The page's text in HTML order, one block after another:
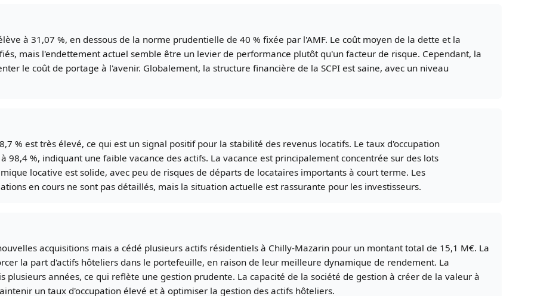
à 31,07 %, en dessous de la norme prudentielle de 40 % fixée par l'AMF. Le coût moyen de la dette et la
mais l'endettement actuel semble être un levier de performance plutôt qu'un facteur de risque. Cependant, la
le coût de portage à l'avenir. Globalement, la structure financière de la SCPI est saine, avec un niveau
% est très élevé, ce qui est un signal positif pour la stabilité des revenus locatifs. Le taux d'occupation
98,4 %, indiquant une faible vacance des actifs. La vacance est principalement concentrée sur des lots
locative est solide, avec peu de risques de départs de locataires importants à court terme. Les
en cours ne sont pas détaillés, mais la situation actuelle est rassurante pour les investisseurs.
acquisitions mais a cédé plusieurs actifs résidentiels à Chilly-Mazarin pour un montant total de 15,1 M€. La
la part d'actifs hôteliers dans le portefeuille, en raison de leur meilleure dynamique de rendement. La
plusieurs années, ce qui reflète une gestion prudente. La capacité de la société de gestion à créer de la valeur à
un taux d'occupation élevé et à optimiser la gestion des actifs hôteliers.